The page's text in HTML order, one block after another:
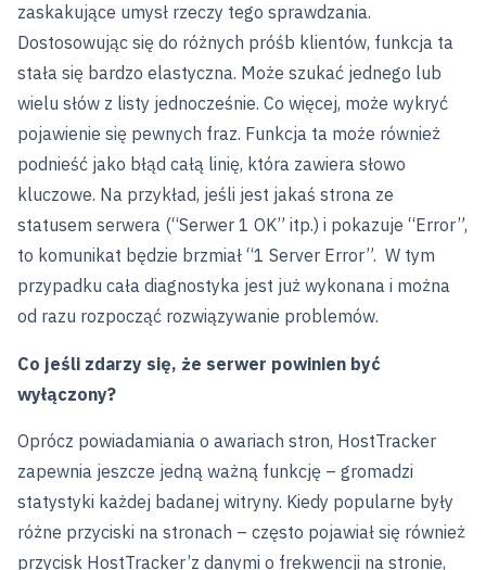
zaskakujące umysł rzeczy tego sprawdzania.
Dostosowując się do różnych próśb klientów, funkcja ta
stała się bardzo elastyczna. Może szukać jednego lub
wielu słów z listy jednocześnie. Co więcej, może wykryć
pojawienie się pewnych fraz. Funkcja ta może również
podnieść jako błąd całą linię, która zawiera słowo
kluczowe. Na przykład, jeśli jest jakaś strona ze
statusem serwera (“Serwer 1 OK” itp.) i pokazuje “Error”,
to komunikat będzie brzmiał “1 Server Error”. W tym
przypadku cała diagnostyka jest już wykonana i można
od razu rozpocząć rozwiązywanie problemów.
Co jeśli zdarzy się, że serwer powinien być
wyłączony?
Oprócz powiadamiania o awariach stron, HostTracker
zapewnia jeszcze jedną ważną funkcję – gromadzi
statystyki każdej badanej witryny. Kiedy popularne były
różne przyciski na stronach – często pojawiał się również
przycisk HostTracker’z danymi o frekwencji na stronie,